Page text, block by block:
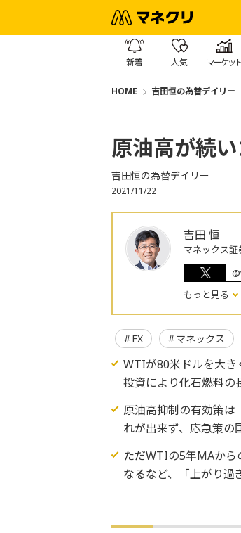
新着 人気 マーケット
HOME 吉田恒の為替デイリー
原油高が続
吉田恒の為替デイリー
2021/11/22
吉田 恒
マネックス証
もっと見る
FX マネックス
WTIが80米ドルを大き
投資により化石燃料の
原油高抑制の有効策は
れが出来ず、応急策の
ただWTIの5年MAから
なるなど、「上がり過